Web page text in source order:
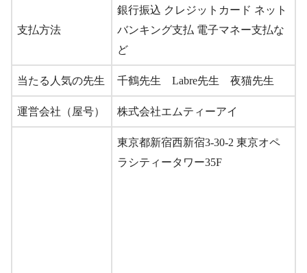
支払方法
銀行振込 クレジットカード ネット
バンキング支払 電子マネー支払な
ど
当たる人気の先生 千鶴先生 Labre先生 夜猫先生
運営会社（屋号） 株式会社エムティーアイ
東京都新宿西新宿3-30-2 東京オペ
ラシティータワー35F